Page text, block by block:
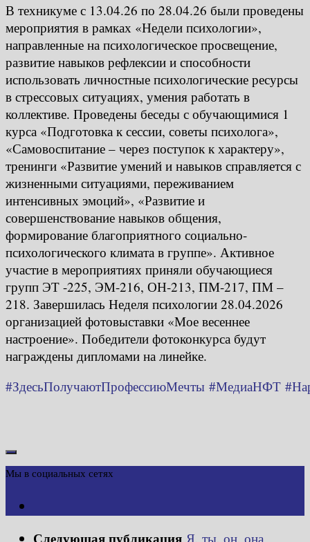
В техникуме с 13.04.26 по 28.04.26 были проведены
мероприятия в рамках «Недели психологии»,
направленные на психологическое просвещение,
развитие навыков рефлексии и способности
использовать личностные психологические ресурсы
в стрессовых ситуациях, умения работать в
коллективе. Проведены беседы с обучающимися 1
курса «Подготовка к сессии, советы психолога»,
«Самовоспитание – через поступок к характеру»,
тренинги «Развитие умений и навыков справляется с
жизненными ситуациями, переживанием
интенсивных эмоций», «Развитие и
совершенствование навыков общения,
формирование благоприятного социально-
психологического климата в группе». Активное
участие в мероприятиях приняли обучающиеся
групп ЭТ -225, ЭМ-216, ОН-213, ПМ-217, ПМ –
218. Завершилась Неделя психологии 28.04.2026
организацией фотовыставки «Мое весеннее
настроение». Победители фотоконкурса будут
награждены дипломами на линейке.
#ЗдесьПолучаютПрофессиюМечты #МедиаНФТ
Мы в социальных сетях
Следующая публикация Я, ты, он, она